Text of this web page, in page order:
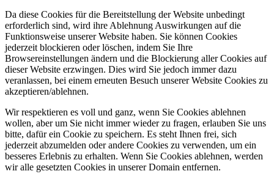
Da diese Cookies für die Bereitstellung der Website unbedingt
erforderlich sind, wird ihre Ablehnung Auswirkungen auf die
Funktionsweise unserer Website haben. Sie können Cookies
jederzeit blockieren oder löschen, indem Sie Ihre
Browsereinstellungen ändern und die Blockierung aller Cookies auf
dieser Website erzwingen. Dies wird Sie jedoch immer dazu
veranlassen, bei einem erneuten Besuch unserer Website Cookies zu
akzeptieren/ablehnen.
Wir respektieren es voll und ganz, wenn Sie Cookies ablehnen
wollen, aber um Sie nicht immer wieder zu fragen, erlauben Sie uns
bitte, dafür ein Cookie zu speichern. Es steht Ihnen frei, sich
jederzeit abzumelden oder andere Cookies zu verwenden, um ein
besseres Erlebnis zu erhalten. Wenn Sie Cookies ablehnen, werden
wir alle gesetzten Cookies in unserer Domain entfernen.